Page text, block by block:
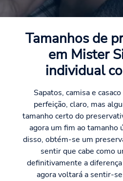
Tamanhos de
em Mister
individual
Sapatos, camisa e
perfeição, claro, mas
tamanho certo do
agora um fim ao tamanho
disso, obtém-se um
sentir que cabe como
definitivamente a
agora voltará a sentir-